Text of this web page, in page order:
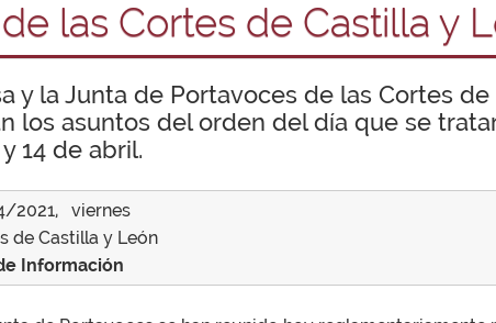
las Cortes de Castilla y
y la Junta de Portavoces de las Cortes
los asuntos del orden del día que se
14 de abril.
2021, viernes
de Castilla y León
Información